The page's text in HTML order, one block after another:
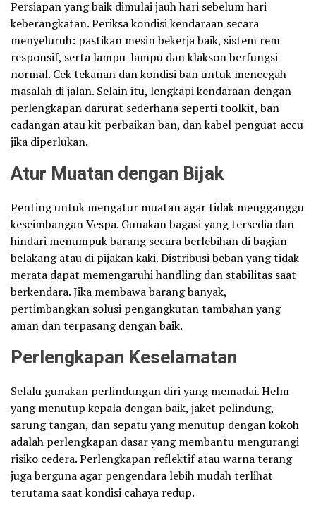
Persiapan yang baik dimulai jauh hari sebelum hari
keberangkatan. Periksa kondisi kendaraan secara
menyeluruh: pastikan mesin bekerja baik, sistem rem
responsif, serta lampu-lampu dan klakson berfungsi
normal. Cek tekanan dan kondisi ban untuk mencegah
masalah di jalan. Selain itu, lengkapi kendaraan dengan
perlengkapan darurat sederhana seperti toolkit, ban
cadangan atau kit perbaikan ban, dan kabel penguat accu
jika diperlukan.
Atur Muatan dengan Bijak
Penting untuk mengatur muatan agar tidak mengganggu
keseimbangan Vespa. Gunakan bagasi yang tersedia dan
hindari menumpuk barang secara berlebihan di bagian
belakang atau di pijakan kaki. Distribusi beban yang tidak
merata dapat memengaruhi handling dan stabilitas saat
berkendara. Jika membawa barang banyak,
pertimbangkan solusi pengangkutan tambahan yang
aman dan terpasang dengan baik.
Perlengkapan Keselamatan
Selalu gunakan perlindungan diri yang memadai. Helm
yang menutup kepala dengan baik, jaket pelindung,
sarung tangan, dan sepatu yang menutup dengan kokoh
adalah perlengkapan dasar yang membantu mengurangi
risiko cedera. Perlengkapan reflektif atau warna terang
juga berguna agar pengendara lebih mudah terlihat
terutama saat kondisi cahaya redup.